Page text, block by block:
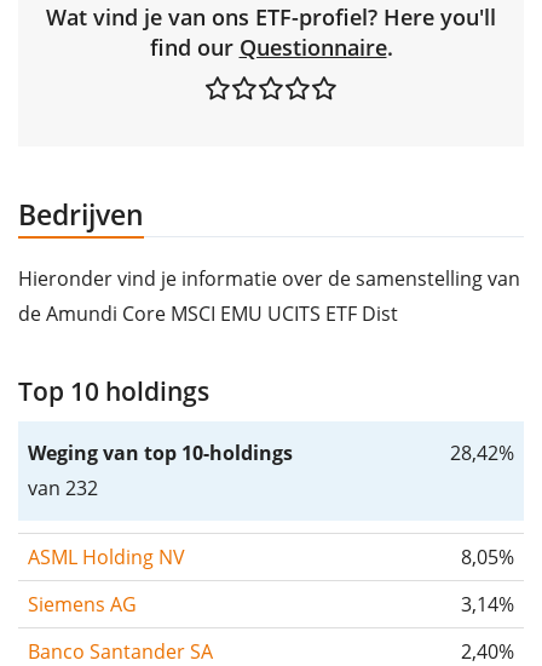
Wat vind je van ons ETF-profiel? Here you'll
find our Questionnaire.
Bedrijven
Hieronder vind je informatie over de samenstelling van
de Amundi Core MSCI EMU UCITS ETF Dist
Top 10 holdings
Weging van top 10-holdings
van 232
28,42%
ASML Holding NV
8,05%
Siemens AG
3,14%
Banco Santander SA
2,40%